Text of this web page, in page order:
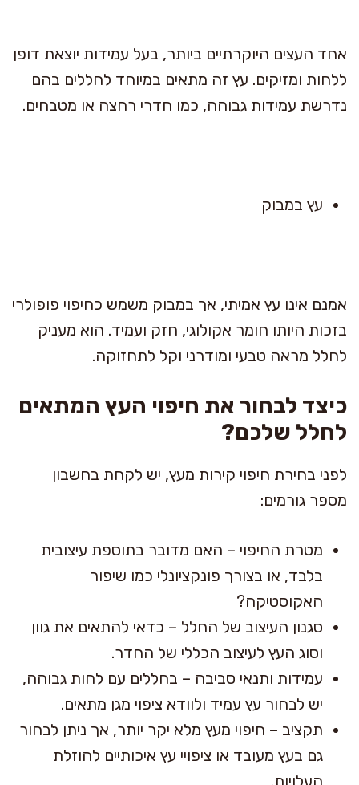
אחד העצים היוקרתיים ביותר, בעל עמידות יוצאת דופן
ללחות ומזיקים. עץ זה מתאים במיוחד לחללים בהם
נדרשת עמידות גבוהה, כמו חדרי רחצה או מטבחים.
עץ במבוק
אמנם אינו עץ אמיתי, אך במבוק משמש כחיפוי פופולרי
בזכות היותו חומר אקולוגי, חזק ועמיד. הוא מעניק
לחלל מראה טבעי ומודרני וקל לתחזוקה.
כיצד לבחור את חיפוי העץ המתאים
לחלל שלכם?
לפני בחירת חיפוי קירות מעץ, יש לקחת בחשבון
מספר גורמים:
מטרת החיפוי – האם מדובר בתוספת עיצובית
בלבד, או בצורך פונקציונלי כמו שיפור
האקוסטיקה?
סגנון העיצוב של החלל – כדאי להתאים את גוון
וסוג העץ לעיצוב הכללי של החדר.
עמידות ותנאי סביבה – בחללים עם לחות גבוהה,
יש לבחור עץ עמיד ולוודא ציפוי מגן מתאים.
תקציב – חיפוי מעץ מלא יקר יותר, אך ניתן לבחור
גם בעץ מעובד או ציפויי עץ איכותיים להוזלת
העלויות.